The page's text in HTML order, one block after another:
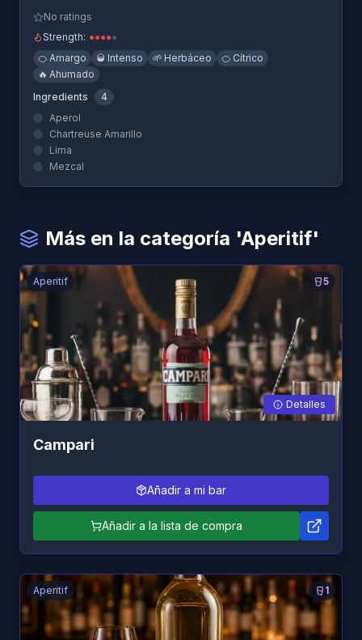
No ratings
Strength: ●●●●●
🍊 Amargo 🥃 Intenso 🌱 Herbáceo 🍊 Cítrico
🔥 Ahumado
Ingredients
4
Aperol
Chartreuse Amarillo
Lima
Mezcal
Más en la categoría 'Aperitif'
5
Aperitif
Detalles
Campari
Añadir a mi bar
Añadir a la lista de compra
1
Aperitif